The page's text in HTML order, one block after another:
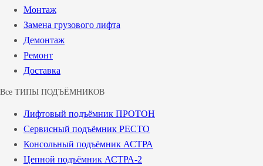
Монтаж
Замена грузового лифта
Демонтаж
Ремонт
Доставка
Все ТИПЫ ПОДЪЁМНИКОВ
Лифтовый подъёмник ПРОТОН
Сервисный подъёмник РЕСТО
Консольный подъёмник АСТРА
Цепной подъёмник АСТРА-2